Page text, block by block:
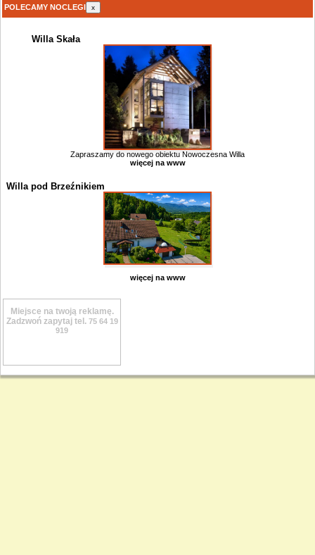
POLECAMY NOCLEGI x
Willa Skała
Zapraszamy do nowego obiektu Nowoczesna Willa
więcej na www
Willa pod Brzeźnikiem
więcej na www
Miejsce na twoją reklamę.
Zadzwoń zapytaj tel. 75 64 19
919